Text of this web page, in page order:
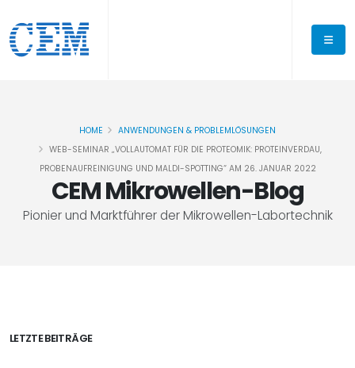
CEM Mikrowellen-Blog
Pionier und Marktführer der Mikrowellen-Labortechnik
HOME
ANWENDUNGEN & PROBLEMLÖSUNGEN
WEB-SEMINAR „VOLLAUTOMAT FÜR DIE PROTEOMIK: PROTEINVERDAU,
PROBENAUFREINIGUNG UND MALDI-SPOTTING“ AM 26. JANUAR 2022
LETZTE BEITRÄGE